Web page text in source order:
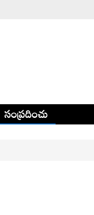
సంప్రదించు